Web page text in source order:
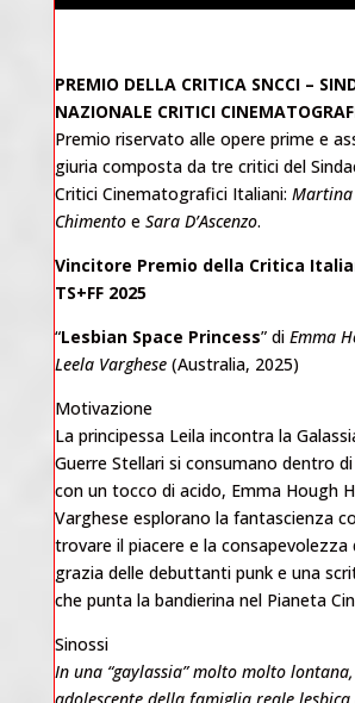
PREMIO DELLA CRITICA SNCCI –
NAZIONALE CRITICI
Premio riservato alle opere prime e
giuria composta da tre critici del
Critici Cinematografici Italiani: Martina
Chimentoe Sara D’Ascenzo.
Vincitore Premio della Critica
TS+FF 2025
“Lesbian Space Princess” diEmma
Leela Varghese(Australia, 2025)
Motivazione
La principessa Leila incontra la
Guerre Stellari si consumano dentro
con un tocco di acido, Emma Hough
Varghese esplorano la fantascienza
trovare il piacere e la consapevolezza
grazia delle debuttanti punk e una
che punta la bandierina nel Pianeta
Sinossi
In una “gaylassia” molto molto